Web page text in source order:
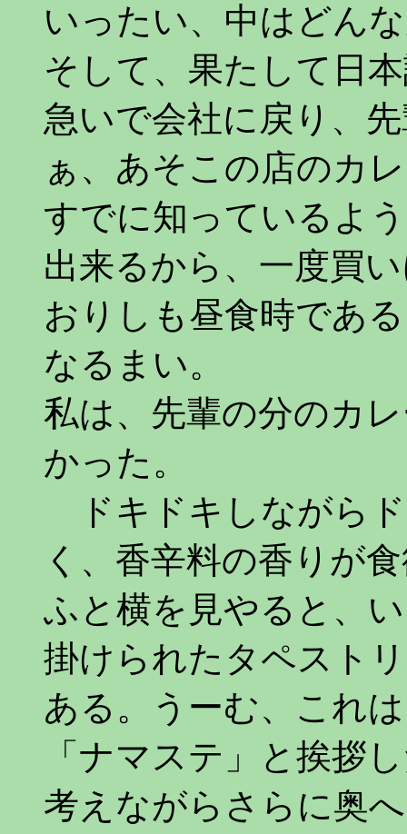
いったい、中はどん
そして、果たして日
急いで会社に戻り、
ぁ、あそこの店のカ
すでに知っているよ
出来るから、一度買
おりしも昼食時であ
なるまい。
私は、先輩の分のカ
かった。
ドキドキしながら
く、香辛料の香りが
ふと横を見やると、
掛けられたタペスト
ある。うーむ、これ
「ナマステ」と挨拶
考えながらさらに奥